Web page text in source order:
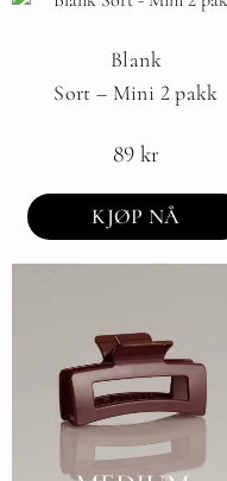
Blank
Sort – Mini 2 pakk
89 kr
KJØP NÅ